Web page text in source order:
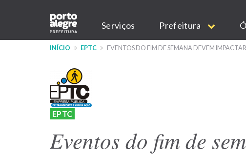
conteúdo
Main
navigation
Serviços Prefeitura
INÍCIO EPTC EVENTOS DO FIM DE SEMANA DEVEM
EPTC
Eventos do fim de